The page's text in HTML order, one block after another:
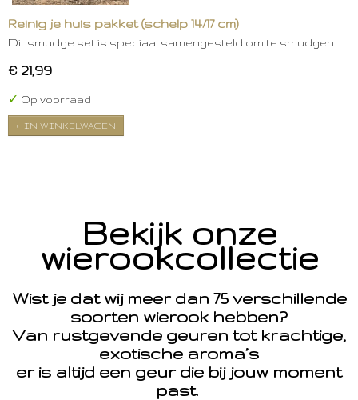
Reinig je huis pakket (schelp 14/17 cm)
Dit smudge set is speciaal samengesteld om te smudgen.…
€ 21,99
✓ Op voorraad
IN WINKELWAGEN
Bekijk onze
wierookcollectie
Wist je dat wij meer dan 75 verschillende
soorten wierook hebben?
Van rustgevende geuren tot krachtige,
exotische aroma’s
er is altijd een geur die bij jouw moment
past.